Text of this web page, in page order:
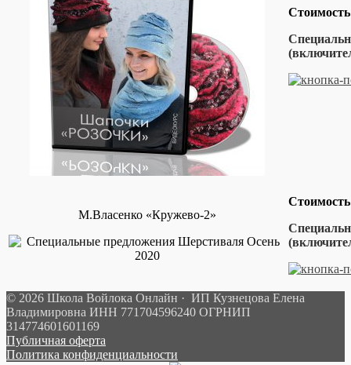
М.Власенко «Кружево-2»
© 2026 Школа Войлока Онлайн · ИП Кузнецова Елена
Владимировна ИНН 771704596240 ОГРНИП
314774601601169
Публичная оферта
Политика конфиденциальности